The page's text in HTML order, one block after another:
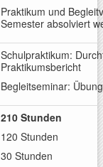
Praktikum und
Semester absolviert
Schulpraktikum:
Praktikumsbericht
Begleitseminar:
210 Stunden
120 Stunden
30 Stunden